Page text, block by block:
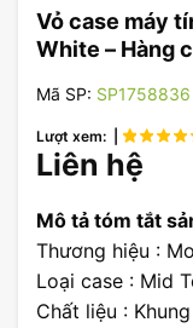
Vỏ case máy
White – Hàng
Mã SP: SP1758836
Lượt xem: |
Liên hệ
Mô tả tóm tắt
Thương hiệu :
Loại case : Mid
Chất liệu :